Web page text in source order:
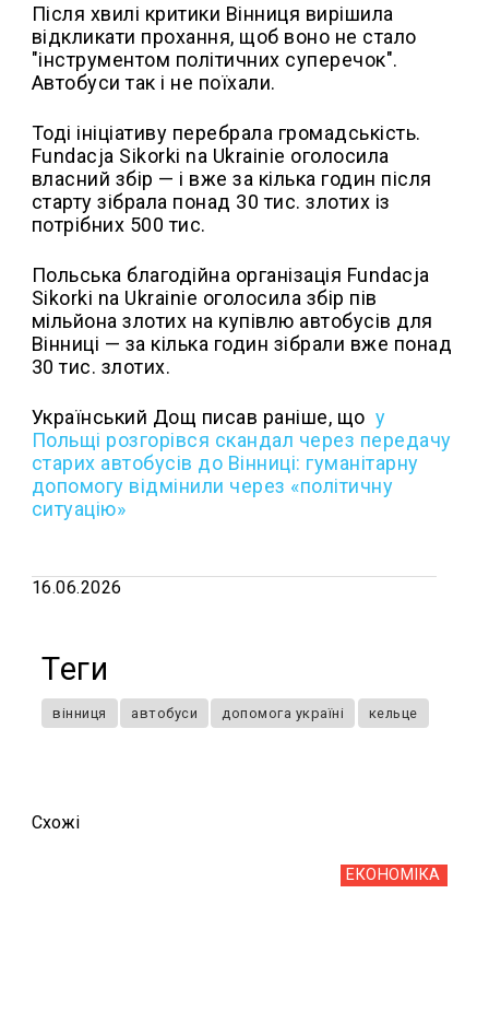
Після хвилі критики Вінниця вирішила
відкликати прохання, щоб воно не стало
"інструментом політичних суперечок".
Автобуси так і не поїхали.
Тоді ініціативу перебрала громадськість.
Fundacja Sikorki na Ukrainie оголосила
власний збір — і вже за кілька годин після
старту зібрала понад 30 тис. злотих із
потрібних 500 тис.
Польська благодійна організація Fundacja
Sikorki na Ukrainie оголосила збір пів
мільйона злотих на купівлю автобусів для
Вінниці — за кілька годин зібрали вже понад
30 тис. злотих.
Український Дощ писав раніше, що у
Польщі розгорівся скандал через передачу
старих автобусів до Вінниці: гуманітарну
допомогу відмінили через «політичну
ситуацію»
16.06.2026
Теги
вінниця автобуси допомога україні кельце
Схожi
ЕКОНОМІКА